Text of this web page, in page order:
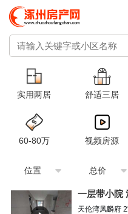
实用两居 舒适三居
60-80万 视频房源
位置 总价
天伦湾凤麟府